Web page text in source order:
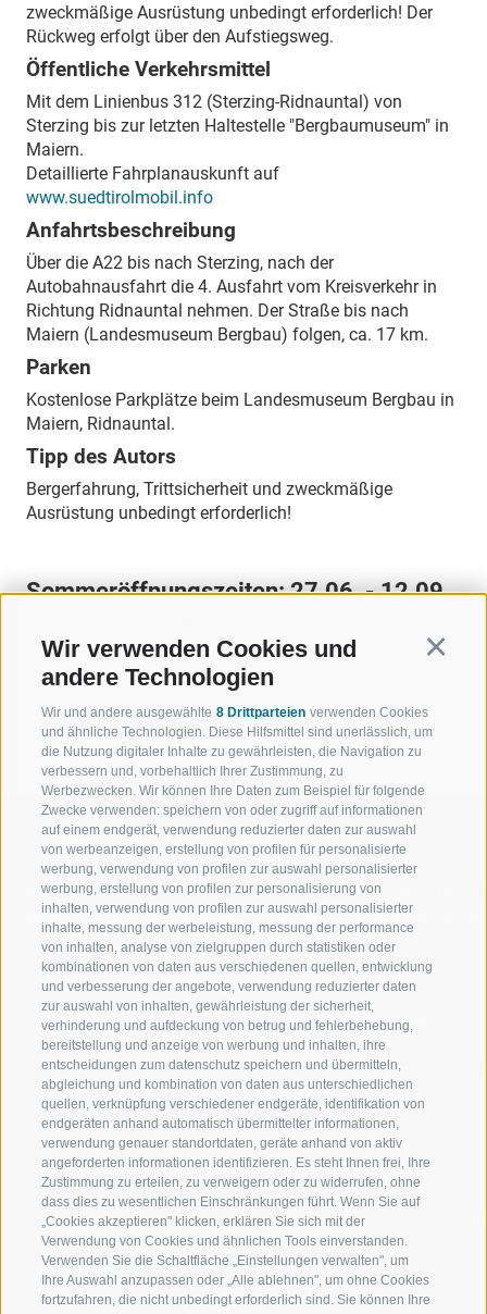
Wir verwenden Cookies und
andere Technologien
Wir und andere ausgewählte 8 Drittparteien verwenden Cookies
und ähnliche Technologien. Diese Hilfsmittel sind unerlässlich, um
die Nutzung digitaler Inhalte zu gewährleisten, die Navigation zu
verbessern und, vorbehaltlich Ihrer Zustimmung, zu
Werbezwecken. Wir können Ihre Daten zum Beispiel für folgende
Zwecke verwenden: speichern von oder zugriff auf informationen
auf einem endgerät, verwendung reduzierter daten zur auswahl
von werbeanzeigen, erstellung von profilen für personalisierte
werbung, verwendung von profilen zur auswahl personalisierter
werbung, erstellung von profilen zur personalisierung von
inhalten, verwendung von profilen zur auswahl personalisierter
inhalte, messung der werbeleistung, messung der performance
von inhalten, analyse von zielgruppen durch statistiken oder
kombinationen von daten aus verschiedenen quellen, entwicklung
und verbesserung der angebote, verwendung reduzierter daten
zur auswahl von inhalten, gewährleistung der sicherheit,
verhinderung und aufdeckung von betrug und fehlerbehebung,
bereitstellung und anzeige von werbung und inhalten, ihre
entscheidungen zum datenschutz speichern und übermitteln,
abgleichung und kombination von daten aus unterschiedlichen
quellen, verknüpfung verschiedener endgeräte, identifikation von
endgeräten anhand automatisch übermittelter informationen,
verwendung genauer standortdaten, geräte anhand von aktiv
angeforderten informationen identifizieren. Es steht Ihnen frei, Ihre
Zustimmung zu erteilen, zu verweigern oder zu widerrufen, ohne
dass dies zu wesentlichen Einschränkungen führt. Wenn Sie auf
„Cookies akzeptieren" klicken, erklären Sie sich mit der
Verwendung von Cookies und ähnlichen Tools einverstanden.
Verwenden Sie die Schaltfläche „Einstellungen verwalten", um
Ihre Auswahl anzupassen oder „Alle ablehnen", um ohne Cookies
fortzufahren, die nicht unbedingt erforderlich sind. Sie können Ihre
zweckmäßige Ausrüstung unbedingt erforderlich! Der
Rückweg erfolgt über den Aufstiegsweg.
Öffentliche Verkehrsmittel
Mit dem Linienbus 312 (Sterzing-Ridnauntal) von
Sterzing bis zur letzten Haltestelle "Bergbaumuseum" in
Maiern.
Detaillierte Fahrplanauskunft auf
www.suedtirolmobil.info
Anfahrtsbeschreibung
Über die A22 bis nach Sterzing, nach der
Autobahnausfahrt die 4. Ausfahrt vom Kreisverkehr in
Richtung Ridnauntal nehmen. Der Straße bis nach
Maiern (Landesmuseum Bergbau) folgen, ca. 17 km.
Parken
Kostenlose Parkplätze beim Landesmuseum Bergbau in
Maiern, Ridnauntal.
Tipp des Autors
Bergerfahrung, Trittsicherheit und zweckmäßige
Ausrüstung unbedingt erforderlich!
Sommeröffnungszeiten:27.06. - 12.09.
07:00 - 21:00
ZURÜCK
WILLKOMMEN IN DER
FERIENREGION RATSCHINGS
JAUFENTAL
RATSCHINGS
RIDNAUNTAL
BERGBAHNEN
SKISCHULE RATSCHINGS
LUISL'S SKISCHULE IN RATSCHINGS
SPORT UND
MENGE
SKIFAHREN
WANDERN
HOCHALPINE
BIKEN
LANGLAUFEN